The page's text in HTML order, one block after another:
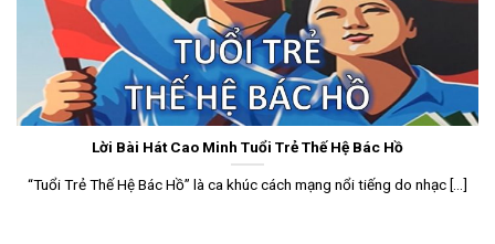
Lời Bài Hát Cao Minh Tuổi Trẻ Thế Hệ Bác Hồ
“Tuổi Trẻ Thế Hệ Bác Hồ” là ca khúc cách mạng nổi tiếng do nhạc [...]